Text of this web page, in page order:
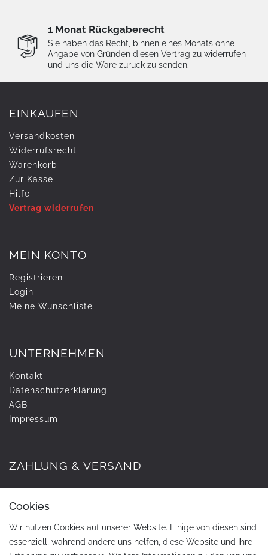
1 Monat Rückgaberecht
Sie haben das Recht, binnen eines Monats ohne
Angabe von Gründen diesen Vertrag zu widerrufen
und uns die Ware zurück zu senden.
EINKAUFEN
Versandkosten
Widerrufs­recht
Warenkorb
Zur Kasse
Hilfe
Vertrag widerrufen
MEIN KONTO
Registrieren
Login
Meine Wunschliste
UNTERNEHMEN
Kontakt
Daten­schutz­erklärung
AGB
Impressum
ZAHLUNG & VERSAND
Cookies
Wir nutzen Cookies auf unserer Website. Einige von diesen sind
essenziell, während andere uns helfen, diese Website und Ihre